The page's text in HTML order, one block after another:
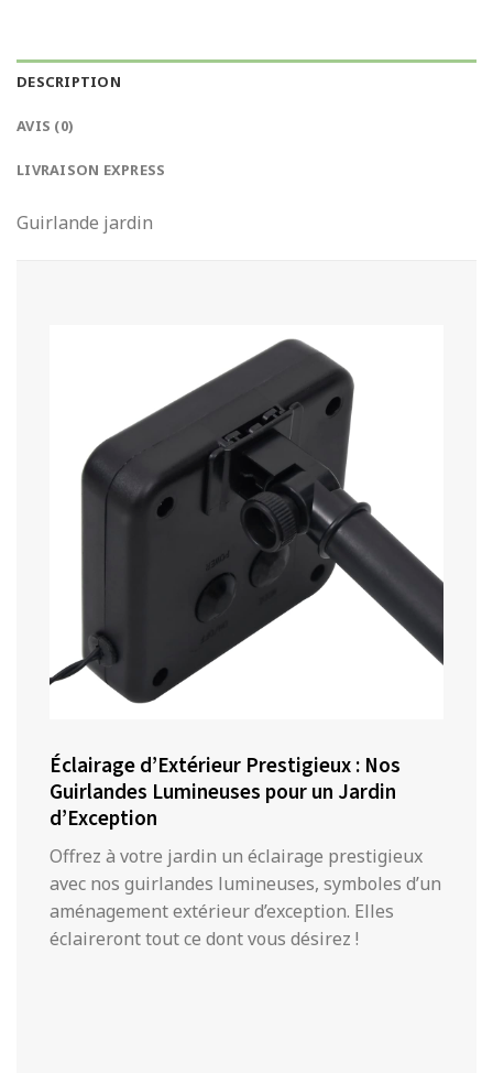
DESCRIPTION
AVIS (0)
LIVRAISON EXPRESS
Guirlande jardin
Éclairage d’Extérieur Prestigieux : Nos
Guirlandes Lumineuses pour un Jardin
d’Exception
Offrez à votre jardin un éclairage prestigieux
avec nos guirlandes lumineuses, symboles d’un
aménagement extérieur d’exception. Elles
éclaireront tout ce dont vous désirez !